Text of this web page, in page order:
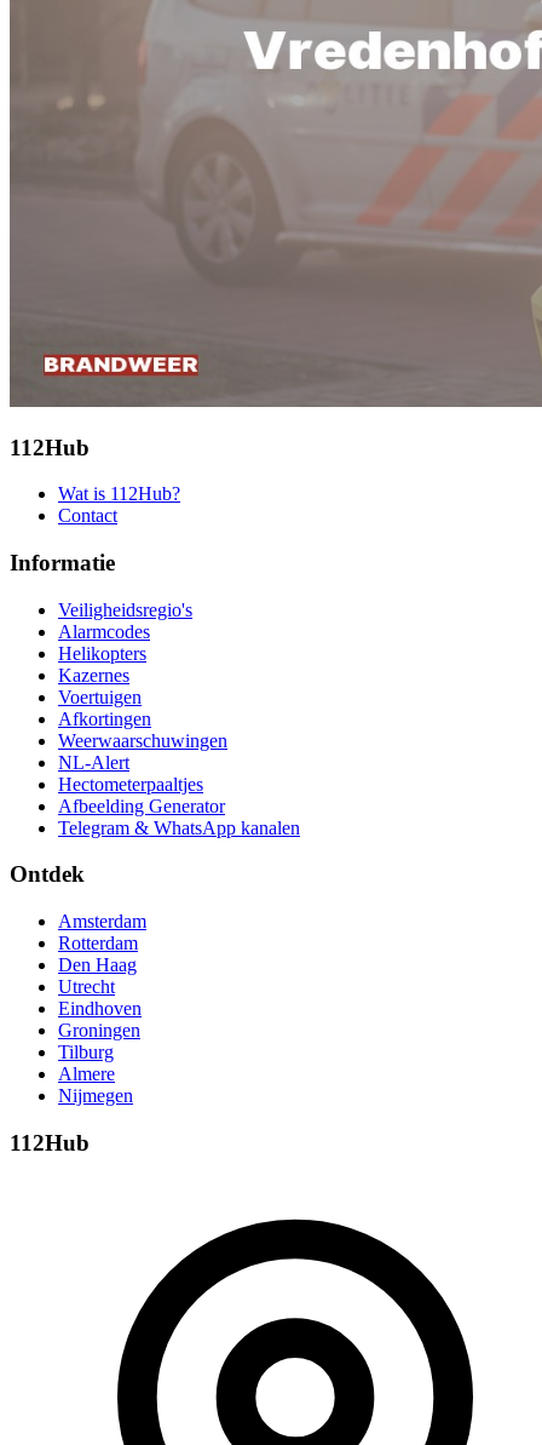
112Hub
Wat is 112Hub?
Contact
Informatie
Veiligheidsregio's
Alarmcodes
Helikopters
Kazernes
Voertuigen
Afkortingen
Weerwaarschuwingen
NL-Alert
Hectometerpaaltjes
Afbeelding Generator
Telegram & WhatsApp kanalen
Ontdek
Amsterdam
Rotterdam
Den Haag
Utrecht
Eindhoven
Groningen
Tilburg
Almere
Nijmegen
112Hub